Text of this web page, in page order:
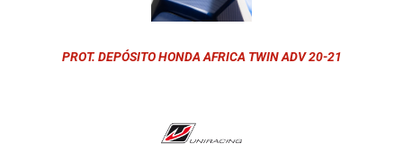
PROT. DEPÓSITO HONDA AFRICA TWIN ADV 20-21